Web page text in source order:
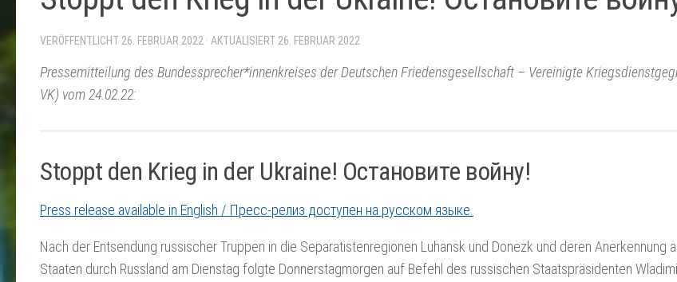
VERÖFFENTLICHT 26. FEBRUAR 2022 · AKTUALISIERT 26. FEBRUAR 2022
Pressemitteilung des Bundessprecher*innenkreises der Deutschen Friedensgesellschaft – Vereinigte
VK) vom 24.02.22:
Stoppt den Krieg in der Ukraine! Остановите войну!
Press release available in English / Пресс-релиз доступен на русском языке.
Nach der Entsendung russischer Truppen in die Separatistenregionen Luhansk und Donezk und deren Anerkennung
Staaten durch Russland am Dienstag folgte Donnerstagmorgen auf Befehl des russischen Staatspräsidenten